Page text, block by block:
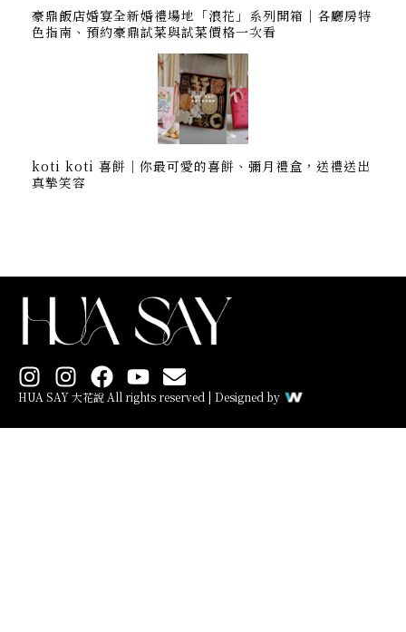
豪鼎飯店婚宴全新婚禮場地「浪花」系列開箱｜各廳房特
色指南、預約豪鼎試菜與試菜價格一次看
koti koti 喜餅｜你最可愛的喜餅、彌月禮盒，送禮送出
真摯笑容
I
n
s
I
n
s
F
a
c
Y
o
u
E
n
v
HUA SAY 大花說 All rights reserved | Designed by